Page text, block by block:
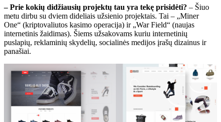
– Prie kokių didžiausių projektų tau yra tekę prisidėti? – Šiuo
metu dirbu su dviem dideliais užsienio projektais. Tai – „Miner
One“ (kriptovaliutos kasimo operacija) ir „War Field“ (naujas
internetinis žaidimas). Šiems užsakovams kuriu internetinių
puslapių, reklaminių skydelių, socialinės medijos įrašų dizainus ir
panašiai.